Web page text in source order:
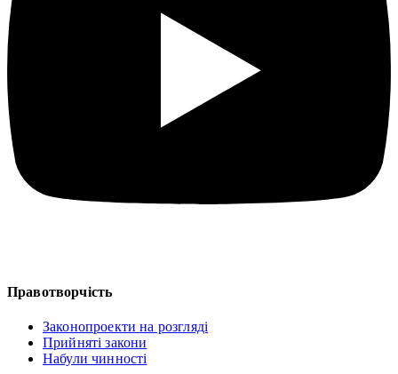
Правотворчість
Законопроекти на розгляді
Прийняті закони
Набули чинності